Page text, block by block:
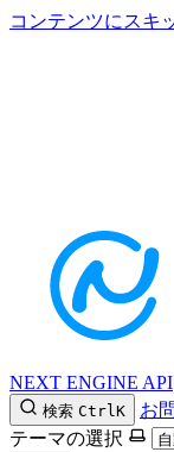
コンテンツにスキ
NEXT ENGINE API
検索 CtrlK
お
テーマの選択